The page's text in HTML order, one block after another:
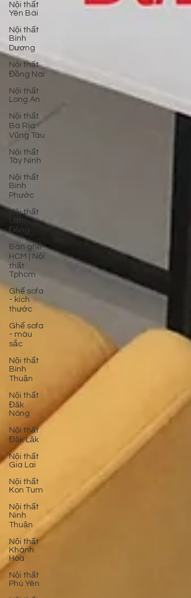
Nội thất
Yên Bái
Nội thất
Bình
Dương
Nội thất
Đồng Nai
Nội thất
Long An
Nội thất
Bà Rịa
Vũng Tàu
Nội thất
Tây Ninh
Nội thất
Bình
Phước
Nội thất
Lâm
Đồng
Bàn ghế
HCM | Nội
thất
Tphcm
Ghế sofa
- kích
thước
Ghế sofa
- màu
sắc
Nội thất
Bình
Thuận
Nội thất
Đăk
Nông
Nội thất
Đăk Lăk
Nội thất
Gia Lai
Nội thất
Kon Tum
Nội thất
Ninh
Thuận
Nội thất
Khánh
Hòa
Nội thất
Phú Yên